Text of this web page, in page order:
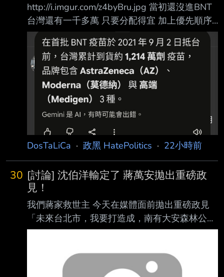
http://i.imgur.com/z4byBru.jpg 當初還沒進BNT
台灣還有一千多萬 只要分配得宜 加上優先順序
以及後續台灣製造的高端補上 基本上就可以度
過疫苗偏少的狀況 我是不懂蔣萬安為什麼說當
時缺疫苗 那既然缺疫苗 陳時中就更沒有阻擋的
理由 唯一解釋就是國民黨力挺的法律顧問 “說不
定“國民黨也想分 加上可以讓上海代理商賺錢 還
可以賺名聲 話說回來 所以蔣萬安說當初缺疫苗
他有去查證過了嗎 以及 高端真的不錯 經過這幾
年的實驗證明 確實是有效的疫苗 當初都被國民
黨抹黑了 --
DosTaLiCa · 政黑 HatePolitics · 22小時前
30 [討論] 沈伯洋輸定了 蔣萬安拋出重磅政
見！
我們蔣家救世主 今天在媒體面前拋出重磅政見
「未來台北市，我要打造成，南有大安森林公
園，北有榮星花園!」 沈伯洋，人家要蓋花園跟
建議你蓋一個台北101不然打不贏喔 --